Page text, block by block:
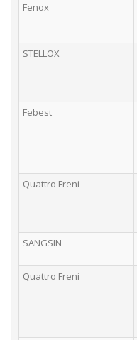
Fenox
STELLOX
Febest
Quattro Freni
SANGSIN
Quattro Freni